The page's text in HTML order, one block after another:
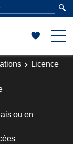
Licence
ou en